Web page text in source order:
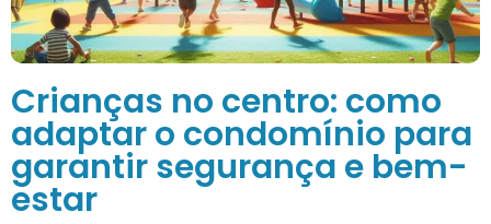
Crianças no centro: como
adaptar o condomínio para
garantir segurança e bem-
estar